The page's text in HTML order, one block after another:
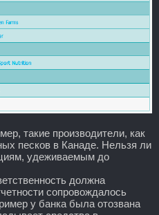
такие производители, как
песков в Канаде. Нельзя ли
удеживаемым до
должна
сопровождалось
у банка была отозвана